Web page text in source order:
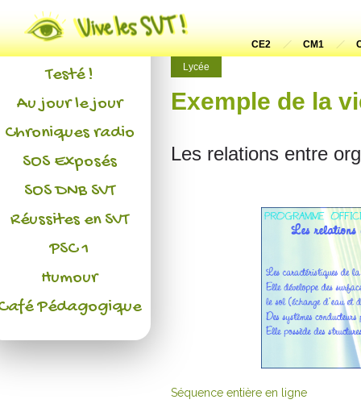
CE2 CM1
Lycée
Exemple de la
Les relations entre
Séquence entière en ligne
Actualités
L'association
Testé !
Au jour le jour
Chroniques radio
SOS Exposés
SOS DNB SVT
Réussites en SVT
PSC 1
Humour
Pédagogique